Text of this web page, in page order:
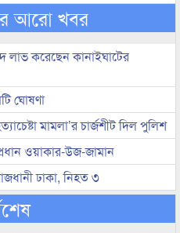
আরো খবর
লাভ করেছেন কানাইঘাটের
ঘোষণা
মামলা’র চার্জশীট দিল পুলিশ
ওয়াকার-উজ-জামান
ঢাকা, নিহত ৩